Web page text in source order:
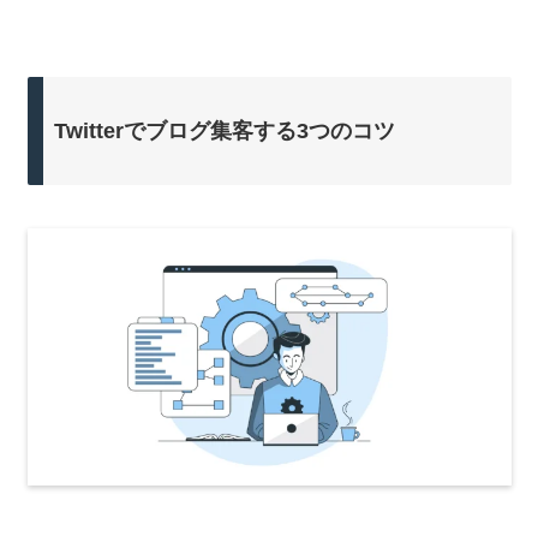
Twitterでブログ集客する3つのコツ